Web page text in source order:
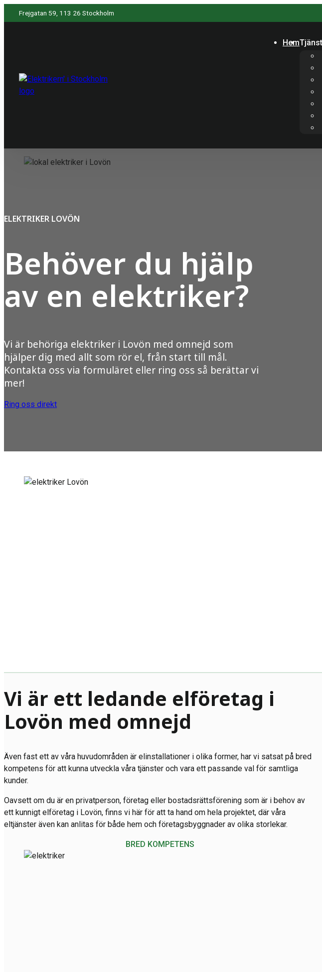
Frejgatan 59, 113 26 Stockholm
Hem
ELEKTRIKER LOVÖN
Behöver du hjälp
av en elektriker?
Vi är behöriga elektriker i Lovön med omnejd som
hjälper dig med allt som rör el, från start till mål.
Kontakta oss via formuläret eller ring oss så berättar vi
mer!
Ring oss direkt
Vi är ett ledande elföretag i
Lovön med omnejd
Även fast ett av våra huvudområden är elinstallationer i olika former, har vi satsat på bred
kompetens för att kunna utveckla våra tjänster och vara ett passande val för samtliga
kunder.
Oavsett om du är en privatperson, företag eller bostadsrättsförening som är i behov av
ett kunnigt elföretag i Lovön, finns vi här för att ta hand om hela projektet, där våra
eltjänster även kan anlitas för både hem och företagsbyggnader av olika storlekar.
BRED KOMPETENS